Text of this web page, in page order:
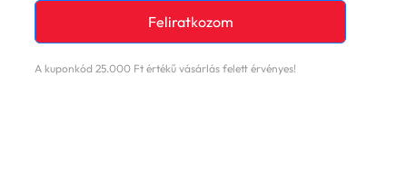
Feliratkozom
A kuponkód 25.000 Ft értékű vásárlás felett érvényes!